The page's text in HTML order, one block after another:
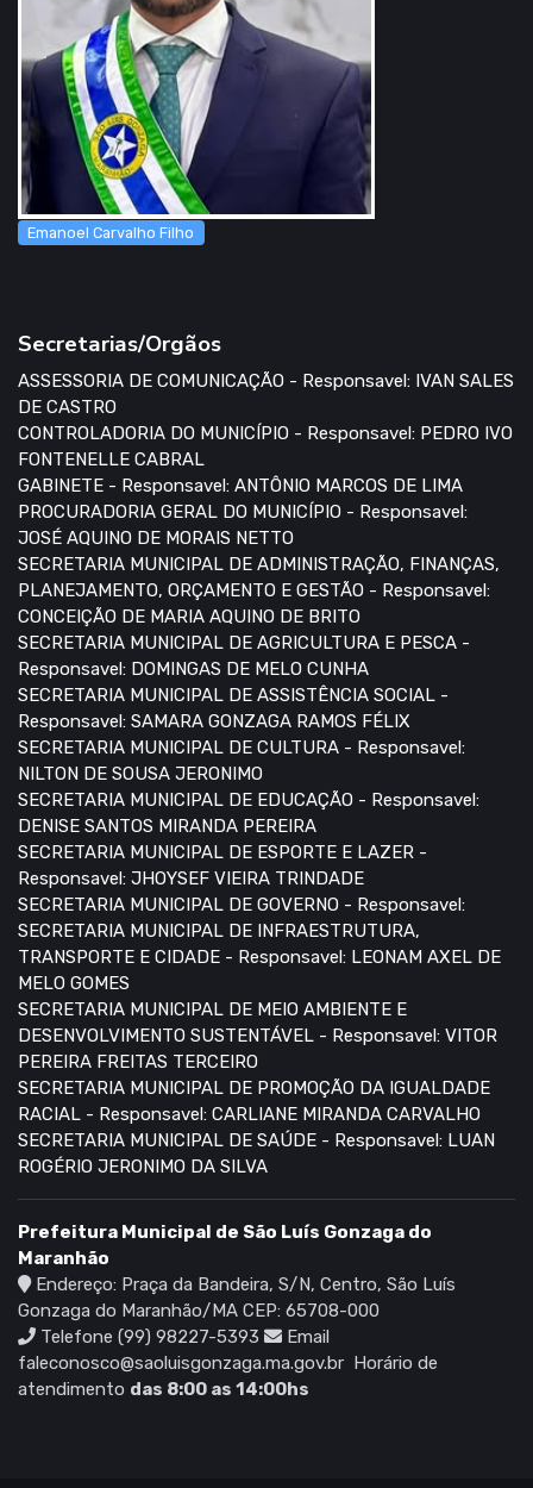
Emanoel Carvalho Filho
Secretarias/Orgãos
ASSESSORIA DE COMUNICAÇÃO - Responsavel: IVAN SALES
DE CASTRO
CONTROLADORIA DO MUNICÍPIO - Responsavel: PEDRO IVO
FONTENELLE CABRAL
GABINETE - Responsavel: ANTÔNIO MARCOS DE LIMA
PROCURADORIA GERAL DO MUNICÍPIO - Responsavel:
JOSÉ AQUINO DE MORAIS NETTO
SECRETARIA MUNICIPAL DE ADMINISTRAÇÃO, FINANÇAS,
PLANEJAMENTO, ORÇAMENTO E GESTÃO - Responsavel:
CONCEIÇÃO DE MARIA AQUINO DE BRITO
SECRETARIA MUNICIPAL DE AGRICULTURA E PESCA -
Responsavel: DOMINGAS DE MELO CUNHA
SECRETARIA MUNICIPAL DE ASSISTÊNCIA SOCIAL -
Responsavel: SAMARA GONZAGA RAMOS FÉLIX
SECRETARIA MUNICIPAL DE CULTURA - Responsavel:
NILTON DE SOUSA JERONIMO
SECRETARIA MUNICIPAL DE EDUCAÇÃO - Responsavel:
DENISE SANTOS MIRANDA PEREIRA
SECRETARIA MUNICIPAL DE ESPORTE E LAZER -
Responsavel: JHOYSEF VIEIRA TRINDADE
SECRETARIA MUNICIPAL DE GOVERNO - Responsavel:
SECRETARIA MUNICIPAL DE INFRAESTRUTURA,
TRANSPORTE E CIDADE - Responsavel: LEONAM AXEL DE
MELO GOMES
SECRETARIA MUNICIPAL DE MEIO AMBIENTE E
DESENVOLVIMENTO SUSTENTÁVEL - Responsavel: VITOR
PEREIRA FREITAS TERCEIRO
SECRETARIA MUNICIPAL DE PROMOÇÃO DA IGUALDADE
RACIAL - Responsavel: CARLIANE MIRANDA CARVALHO
SECRETARIA MUNICIPAL DE SAÚDE - Responsavel: LUAN
ROGÉRIO JERONIMO DA SILVA
Prefeitura Municipal de São Luís Gonzaga do
Maranhão
Endereço: Praça da Bandeira, S/N, Centro, São Luís
Gonzaga do Maranhão/MA CEP: 65708-000
Telefone (99) 98227-5393
Email
faleconosco@saoluisgonzaga.ma.gov.br Horário de
atendimento das 8:00 as 14:00hs